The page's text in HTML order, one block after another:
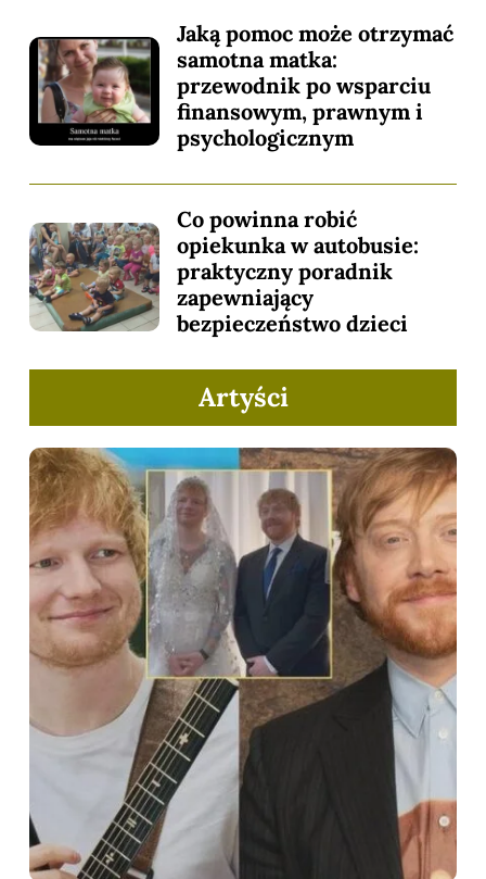
Jaką pomoc może otrzymać
samotna matka:
przewodnik po wsparciu
finansowym, prawnym i
psychologicznym
Co powinna robić
opiekunka w autobusie:
praktyczny poradnik
zapewniający
bezpieczeństwo dzieci
Artyści